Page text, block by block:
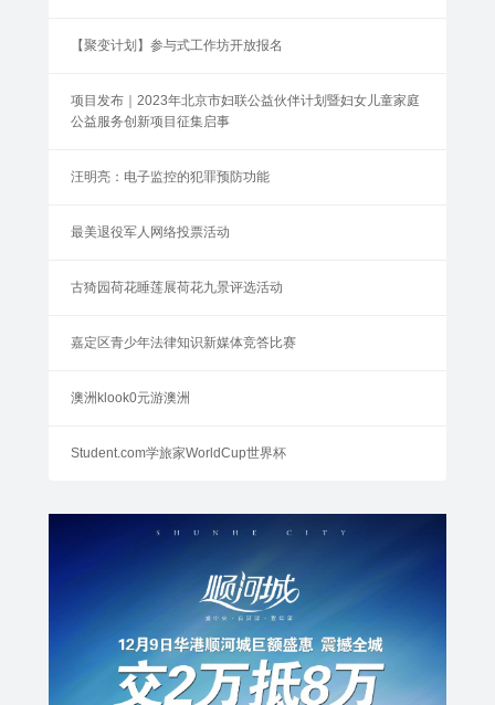
【聚变计划】参与式工作坊开放报名
项目发布｜2023年北京市妇联公益伙伴计划暨妇女儿童家庭
公益服务创新项目征集启事
汪明亮：电子监控的犯罪预防功能
最美退役军人网络投票活动
古猗园荷花睡莲展荷花九景评选活动
嘉定区青少年法律知识新媒体竞答比赛
澳洲klook0元游澳洲
Student.com学旅家WorldCup世界杯